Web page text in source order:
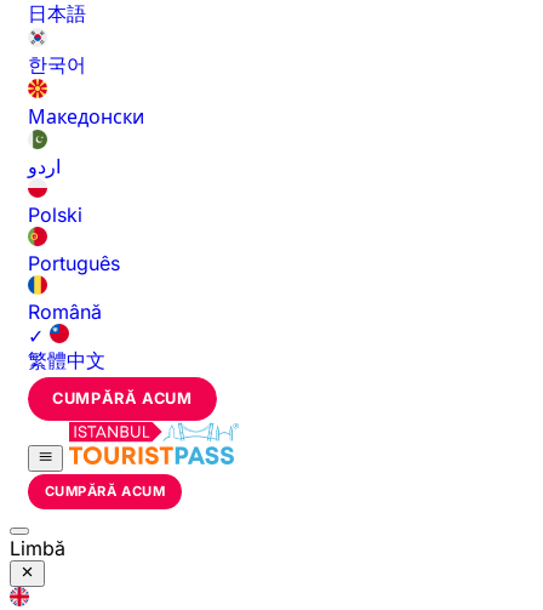
日本語
한국어
Македонски
اردو
Polski
Português
Română
✓
繁體中文
CUMPĂRĂ ACUM
CUMPĂRĂ ACUM
Limbă